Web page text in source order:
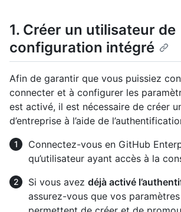
1. Créer un utilisateur de
configuration intégré
Afin de garantir que vous puissiez
connecter et à configurer les
est activé, il est nécessaire de créer
d’entreprise à l’aide de
Connectez-vous en GitHub
qu’utilisateur ayant accès à la
Si vous avez déjà activé
assurez-vous que vos